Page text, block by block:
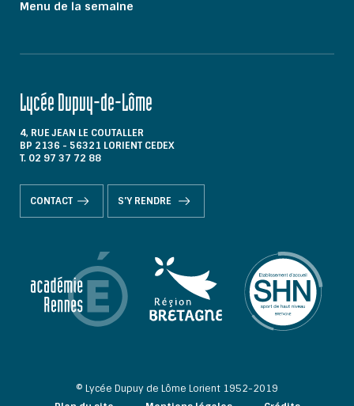
Menu de la semaine
Lycée Dupuy-de-Lôme
4, RUE JEAN LE COUTALLER
BP 2136 - 56321 LORIENT CEDEX
T. 02 97 37 72 88
CONTACT S'Y RENDRE
© Lycée Dupuy de Lôme Lorient 1952-2019